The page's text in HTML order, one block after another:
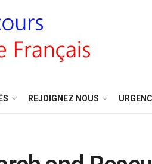
REJOIGNEZ NOUS